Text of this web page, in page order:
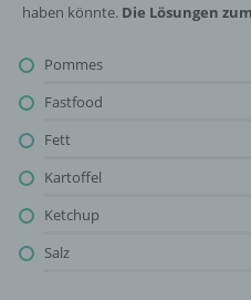
haben könnte. Die Lösungen
Pommes
Fastfood
Fett
Kartoffel
Ketchup
Salz